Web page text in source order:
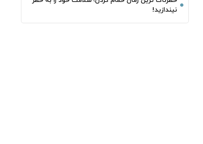
نیندازید!